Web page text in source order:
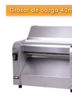
Grosor de carga